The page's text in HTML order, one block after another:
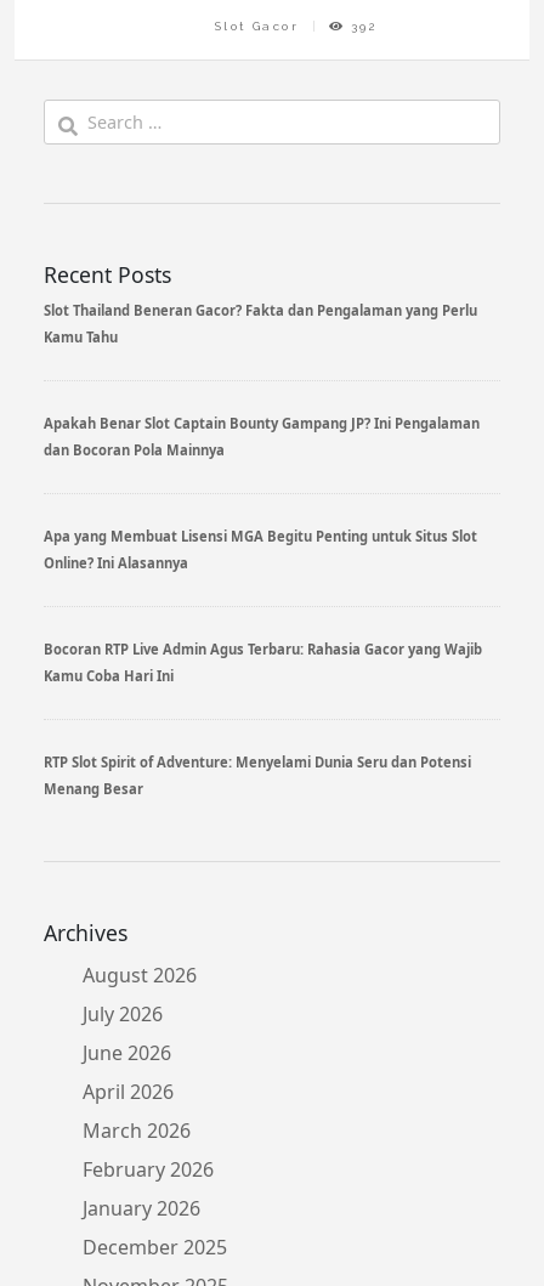
Slot Gacor 392
Search
for:
Recent Posts
Slot Thailand Beneran Gacor? Fakta dan Pengalaman yang Perlu
Kamu Tahu
Apakah Benar Slot Captain Bounty Gampang JP? Ini Pengalaman
dan Bocoran Pola Mainnya
Apa yang Membuat Lisensi MGA Begitu Penting untuk Situs Slot
Online? Ini Alasannya
Bocoran RTP Live Admin Agus Terbaru: Rahasia Gacor yang Wajib
Kamu Coba Hari Ini
RTP Slot Spirit of Adventure: Menyelami Dunia Seru dan Potensi
Menang Besar
Archives
August 2026
July 2026
June 2026
April 2026
March 2026
February 2026
January 2026
December 2025